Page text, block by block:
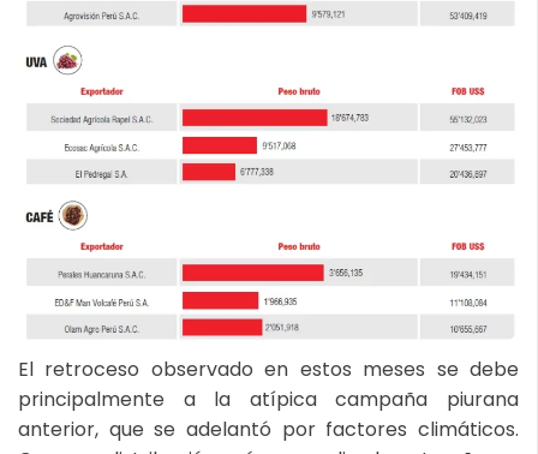
El retroceso observado en estos meses se debe
principalmente a la atípica campaña piurana
anterior, que se adelantó por factores climáticos.